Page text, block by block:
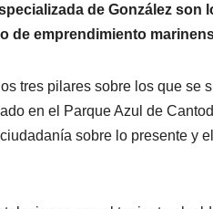
de González son
de emprendimiento
tres pilares sobre los que se
en el Parque Azul de
sobre lo presente y